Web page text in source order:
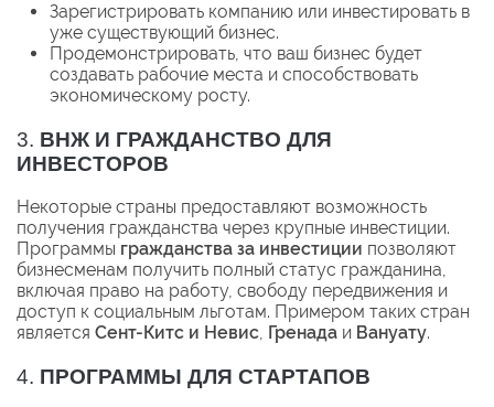
Зарегистрировать компанию или инвестировать в
уже существующий бизнес.
Продемонстрировать, что ваш бизнес будет
создавать рабочие места и способствовать
экономическому росту.
3. ВНЖ И ГРАЖДАНСТВО ДЛЯ
ИНВЕСТОРОВ
Некоторые страны предоставляют возможность
получения гражданства через крупные инвестиции.
Программы гражданства за инвестиции позволяют
бизнесменам получить полный статус гражданина,
включая право на работу, свободу передвижения и
доступ к социальным льготам. Примером таких стран
является Сент-Китс и Невис, Гренада и Вануату.
4. ПРОГРАММЫ ДЛЯ СТАРТАПОВ